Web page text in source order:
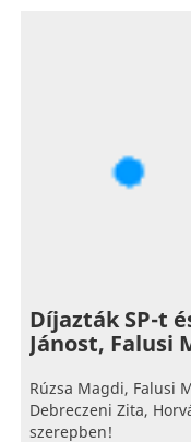
Díjazták SP-t
Jánost, Falusi
Rúzsa Magdi, Falusi
Debreczeni Zita,
szerepben!